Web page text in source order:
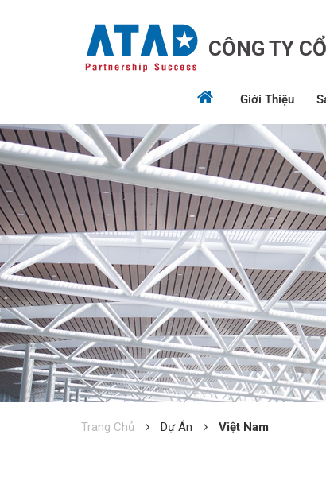
CÔNG TY
Giới Thiệu
Trang Chủ Dự Án Việt Nam